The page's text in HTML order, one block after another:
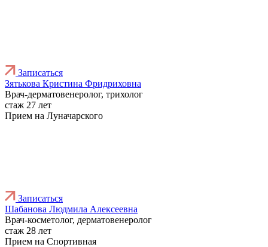
Записаться
Зятькова Кристина Фридриховна
Врач-дерматовенеролог, трихолог
стаж 27 лет
Прием на Луначарского
Записаться
Шабанова Людмила Алексеевна
Врач-косметолог, дерматовенеролог
стаж 28 лет
Прием на Спортивная